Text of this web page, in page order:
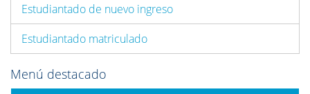
Estudiantado de nuevo ingreso
Estudiantado matriculado
Menú destacado